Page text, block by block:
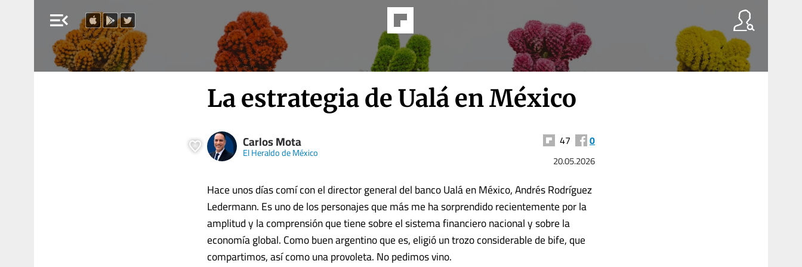
menu_open
La estrategia de Ualá en México
Carlos Mota
El Heraldo de México
47 0
20.05.2026
Hace unos días comí con el director general del banco Ualá en México, Andrés Rodríguez
Ledermann. Es uno de los personajes que más me ha sorprendido recientemente por la
amplitud y la comprensión que tiene sobre el sistema financiero nacional y sobre la
economía global. Como buen argentino que es, eligió un trozo considerable de bife, que
compartimos, así como una provoleta. No pedimos vino.